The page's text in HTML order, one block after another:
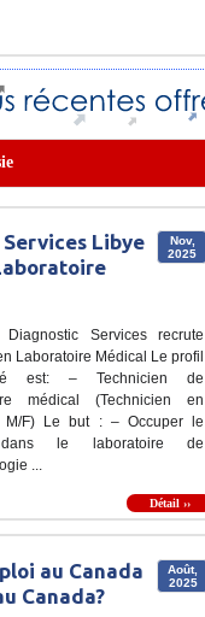
Nov,
2025
Libye
Diagnostic Services recrute
Laboratoire Médical Le profil
est: – Technicien de
médical (Technicien en
M/F) Le but : – Occuper le
le laboratoire de
...
Détail ››
Août,
2025
au Canada
Canada?